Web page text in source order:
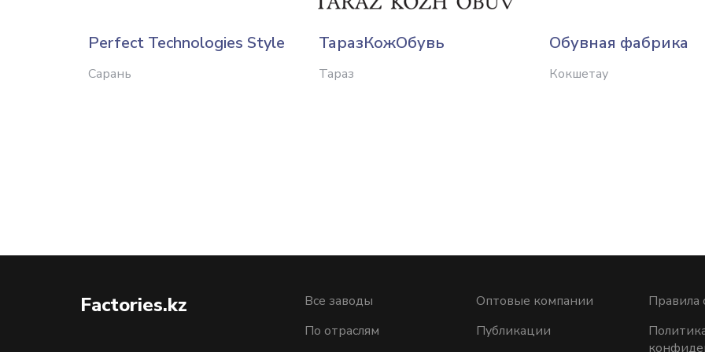
Perfect Technologies Style
Сарань
ТаразКожОбувь
Тараз
Обувная фабрика
Кокшетау
Factories.kz
Все заводы
По отраслям
Оптовые компании
Публикации
Правила